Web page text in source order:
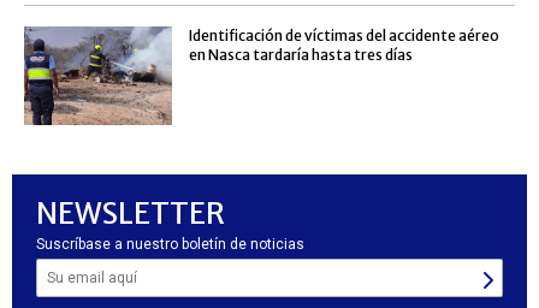
Identificación de víctimas del accidente aéreo
en Nasca tardaría hasta tres días
NEWSLETTER
Suscríbase a nuestro boletín de noticias